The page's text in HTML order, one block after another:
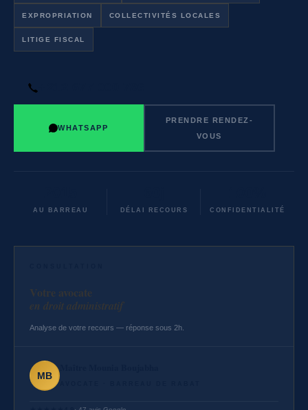
EXPROPRIATION COLLECTIVITÉS LOCALES
LITIGE FISCAL
WHATSAPP
PRENDRE RENDEZ-
VOUS
AU BARREAU DÉLAI RECOURS CONFIDENTIALITÉ
Votre avocate
en droit administratif
Analyse de votre recours — réponse sous 2h.
MB